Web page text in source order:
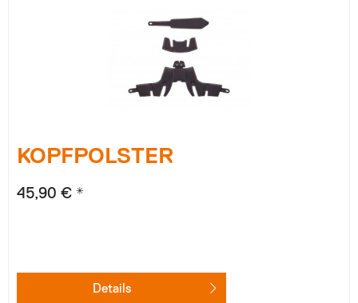
KOPFPOLSTER
45,90 € *
Details